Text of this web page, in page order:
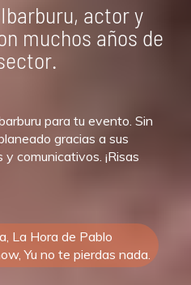
actor y
muchos años de
para tu evento. Sin
gracias a sus
comunicativos. ¡Risas
La Hora de Pablo
Yu no te pierdas nada.